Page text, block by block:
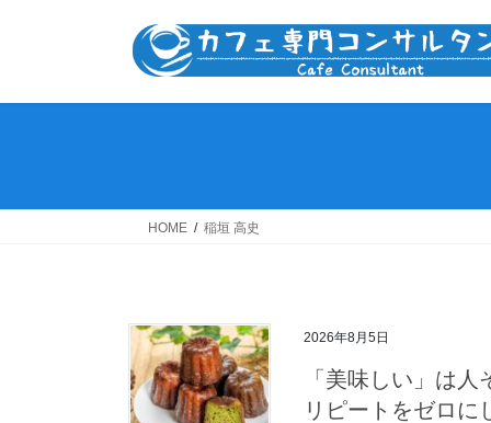
HOME 稲垣 高史
2026年8月5日
「美味しい」は
リピートをゼロに